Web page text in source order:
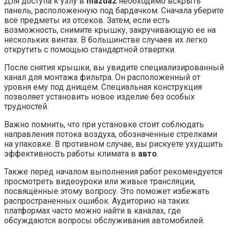
панель, расположенную под бардачком. Сначала уберите
все предметы из отсеков. Затем, если есть
возможность, снимите крышку, закручивающую ее на
нескольких винтах. В большинстве случаев их легко
открутить с помощью стандартной отвертки.
После снятия крышки, вы увидите специализированный
канал для монтажа фильтра. Он расположенный от
уровня ему под днищем. Специальная конструкция
позволяет установить новое изделие без особых
трудностей.
Важно помнить, что при установке стоит соблюдать
направления потока воздуха, обозначенные стрелками
на упаковке. В противном случае, вы рискуете ухудшить
эффективность работы климата в авто.
Также перед началом выполнения работ рекомендуется
просмотреть видеоуроки или живые трансляции,
посвящённые этому вопросу. Это поможет избежать
распространенных ошибок. Аудиторию на таких
платформах часто можно найти в каналах, где
обсуждаются вопросы обслуживания автомобилей.